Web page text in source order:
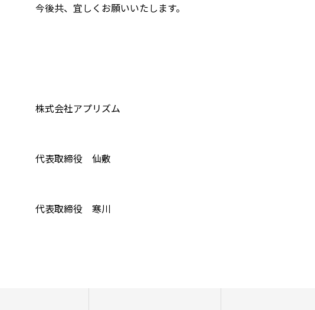
今後共、宜しくお願いいたします。
株式会社アプリズム
代表取締役 仙敷
代表取締役 寒川